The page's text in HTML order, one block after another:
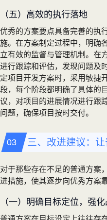
（五）高效的执行落地
优秀的方案要点具备完善的执
施。在方案制定过程中，明确
立有效的监督与管理机制。在
进行跟踪和评估，发现问题及
定项目开发方案时，采用敏捷
段，每个阶段都明确了具体的
议，对项目的进展情况进行跟
问题，确保项目按时交付。
三、改进建议：
对于那些存在不足的普通方案
进措施，使其逐步向优秀方案靠
（一）明确目标定位，强